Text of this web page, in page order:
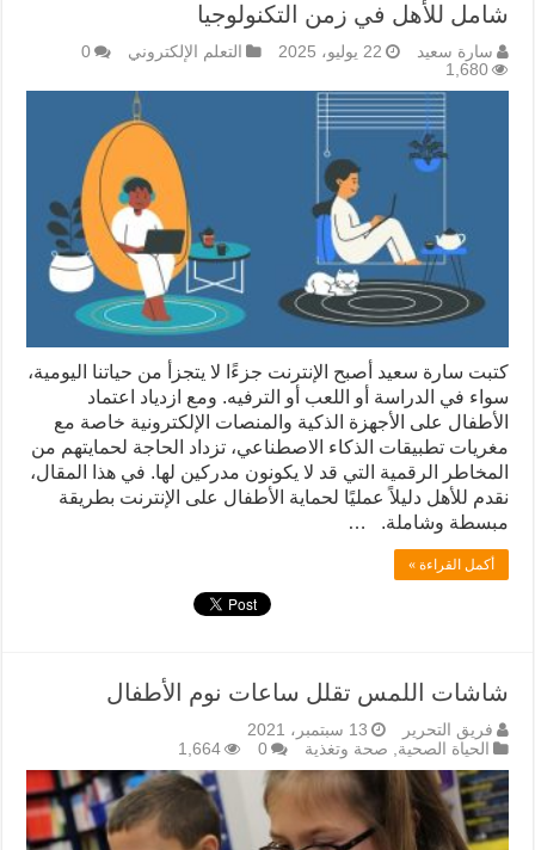
شامل للأهل في زمن التكنولوجيا
سارة سعيد 22 يوليو، 2025 التعلم الإلكتروني
0
1,680
كتبت سارة سعيد أصبح الإنترنت جزءًا لا يتجزأ من حياتنا اليومية،
سواء في الدراسة أو اللعب أو الترفيه. ومع ازدياد اعتماد
الأطفال على الأجهزة الذكية والمنصات الإلكترونية خاصة مع
مغريات تطبيقات الذكاء الاصطناعي، تزداد الحاجة لحمايتهم من
المخاطر الرقمية التي قد لا يكونون مدركين لها. في هذا المقال،
نقدم للأهل دليلاً عمليًا لحماية الأطفال على الإنترنت بطريقة
مبسطة وشاملة. …
أكمل القراءة »
شاشات اللمس تقلل ساعات نوم الأطفال
فريق التحرير
13 سبتمبر، 2021
الحياة الصحية
صحة وتغذية 0
1,664